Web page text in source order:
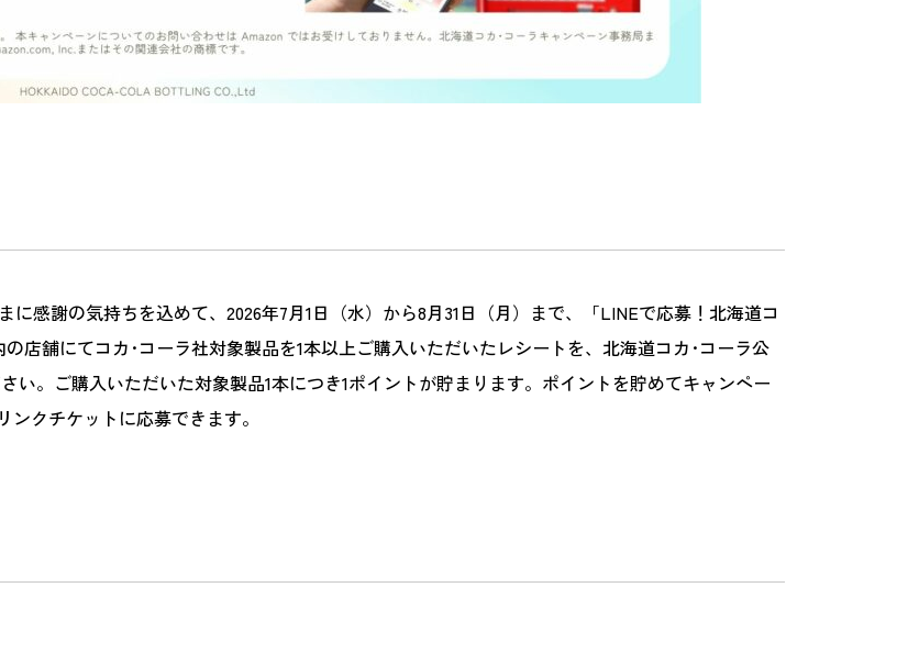
感謝の気持ちを込めて、2026年7月1日（水）から8月31日（月）まで、「LINEで応募！北海道コ
店舗にてコカ･コーラ社対象製品を1本以上ご購入いただいたレシートを、北海道コカ･コーラ公
い。ご購入いただいた対象製品1本につき1ポイントが貯まります。ポイントを貯めてキャンペー
クチケットに応募できます。